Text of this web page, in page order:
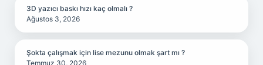
3D yazıcı baskı hızı kaç olmalı ?
Ağustos 3, 2026
Şokta çalışmak için lise mezunu olmak şart mı ?
Temmuz 30, 2026